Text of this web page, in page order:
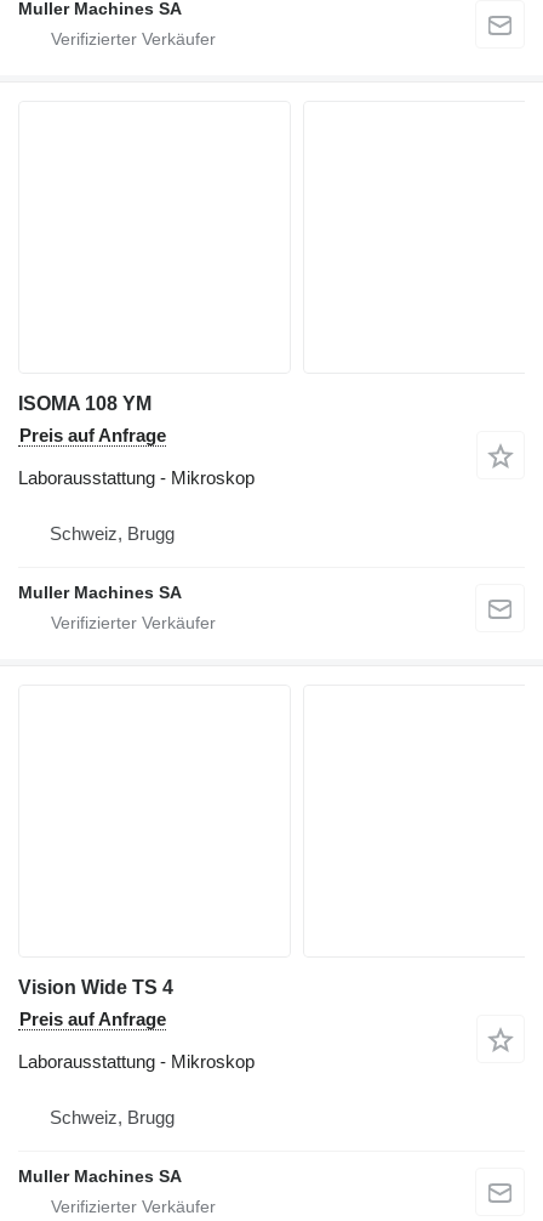
Muller Machines SA
ISOMA 108 YM
Preis auf Anfrage
Laborausstattung - Mikroskop
Schweiz, Brugg
Muller Machines SA
Vision Wide TS 4
Preis auf Anfrage
Laborausstattung - Mikroskop
Schweiz, Brugg
Muller Machines SA